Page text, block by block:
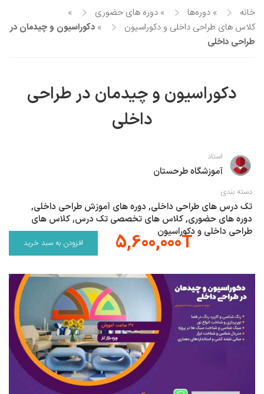
آموزش مجازی طراحی لباس
آموزش مجازی گرافیک
نقاشی پاستل
نقاشی آبرنگ
نقاش مداد رنگی
نقاشی مینیاتور(نگارگری)
نقاشی تذهیب و گل و مرغ
خوشنویسی با خودکار
خانه » دوره‌ها » دوره های حضوری
»
کلاس های طراحی داخلی و دکوراسیون
» دکوراسیون و چیدمان در
طراحی داخلی
دکوراسیون و چیدمان در طراحی
داخلی
استاد
آموزشگاه طرحستان
دسته بندی
تک درس های طراحی داخلی,دوره های آموزش طراحی داخلی,
دوره های حضوری,کلاس های تخصصی تک درس,کلاس های
طراحی داخلی و دکوراسیون5,600,000T افزودن به سبد خرید